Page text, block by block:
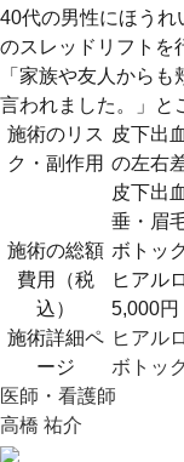
40代の男性にほうれ
のスレッドリフトを
「家族や友人から
言われました。」と
施術のリス
ク・副作用
皮下出
の左右
皮下出
垂・眉
施術の総額
費用（税
込）
ボトッ
ヒアル
5,000円
施術詳細ペ
ージ
ヒアル
ボトッ
医師・看護師
高橋 祐介